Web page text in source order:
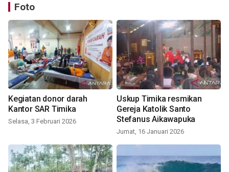
Foto
Kegiatan donor darah
Kantor SAR Timika
Selasa, 3 Februari 2026
Uskup Timika resmikan
Gereja Katolik Santo
Stefanus Aikawapuka
Jumat, 16 Januari 2026